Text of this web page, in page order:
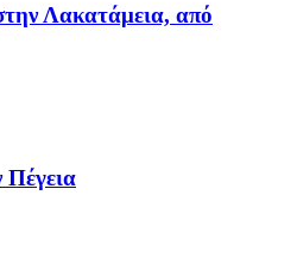
Λακατάμεια, από
Πέγεια